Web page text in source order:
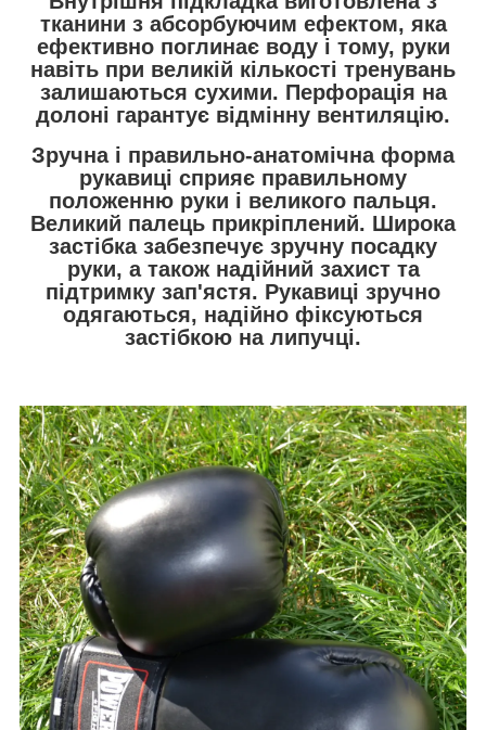
тканини з абсорбуючим ефектом, яка
ефективно поглинає воду і тому, руки
навіть при великій кількості тренувань
залишаються сухими. Перфорація на
долоні гарантує відмінну вентиляцію.
Зручна і правильно-анатомічнаформа
рукавиці сприяє правильному
положенню руки і великого пальця.
Великий палець прикріплений. Широка
застібказабезпечує зручну посадку
руки, а також надійний захист та
підтримку зап'ястя. Рукавиці зручно
одягаються, надійно фіксуються
застібкою на липучці.